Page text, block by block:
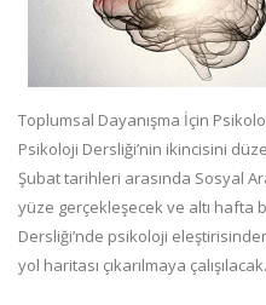
Toplumsal Dayanışma İçin
Psikoloji Dersliği’nin ikincisini
Şubat tarihleri arasında Sosyal
yüze gerçekleşecek ve altı hafta
Dersliği’nde psikoloji
yol haritası çıkarılmaya çalışılacak.